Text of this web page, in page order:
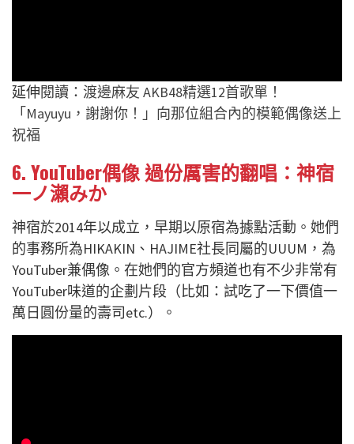
延伸閱讀： 渡邊麻友 AKB48精選12首歌單！
「Mayuyu，謝謝你！」向那位組合內的模範偶像送上
祝福
6. YouTuber偶像 過份厲害的翻唱：神宿
一ノ瀨みか
神宿於2014年以成立，早期以原宿為據點活動。她們
的事務所為HIKAKIN、HAJIME社長同屬的UUUM，為
YouTuber兼偶像。在她們的官方頻道也有不少非常有
YouTuber味道的企劃片段（比如：試吃了一下價值一
萬日圓份量的壽司etc.）。